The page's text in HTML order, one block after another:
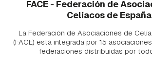
FACE - Federación de
Celíacos de España
La Federación de Asociaciones de
(FACE) está integrada por 15
federaciones distribuidas por